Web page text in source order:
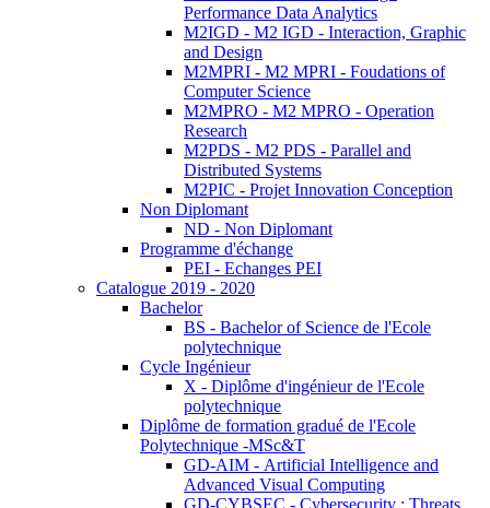
Performance Data Analytics
M2IGD - M2 IGD - Interaction, Graphic
and Design
M2MPRI - M2 MPRI - Foudations of
Computer Science
M2MPRO - M2 MPRO - Operation
Research
M2PDS - M2 PDS - Parallel and
Distributed Systems
M2PIC - Projet Innovation Conception
Non Diplomant
ND - Non Diplomant
Programme d'échange
PEI - Echanges PEI
Catalogue 2019 - 2020
Bachelor
BS - Bachelor of Science de l'Ecole
polytechnique
Cycle Ingénieur
X - Diplôme d'ingénieur de l'Ecole
polytechnique
Diplôme de formation gradué de l'Ecole
Polytechnique -MSc&T
GD-AIM - Artificial Intelligence and
Advanced Visual Computing
GD-CYBSEC - Cybersecurity : Threats